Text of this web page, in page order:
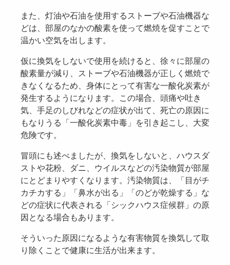
また、灯油や石油を使用するストーブや石油機器な
どは、部屋のなかの酸素を使って燃焼を促すことで
温かい空気を出します。
仮に換気をしないで使用を続けると、徐々に部屋の
酸素量が減り、ストーブや石油機器が正しく燃焼で
きなくなるため、身体にとって有害な一酸化炭素が
発生するようになります。この場合、頭痛や吐き
気、手足のしびれなどの症状が出て、死亡の原因に
もなりうる「一酸化炭素中毒」を引き起こし、大変
危険です。
冒頭にも述べましたが、換気をしないと、ハウスダ
ストや花粉、ダニ、ウイルスなどの汚染物質が部屋
にとどまりやすくなります。汚染物質は、「目がチ
カチカする」「鼻水が出る」「のどが乾燥する」な
どの症状に代表される「シックハウス症候群」の原
因となる場合もあります。
そういった原因になるような有害物質を換気して取
り除くことで健康に生活が出来ます。